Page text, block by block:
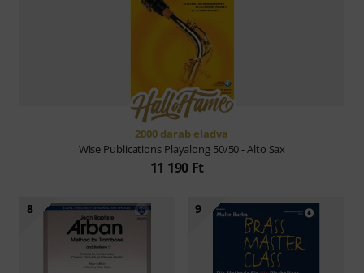
2000 darab eladva
Wise Publications Playalong 50/50 - Alto Sax
11 190 Ft
8 9